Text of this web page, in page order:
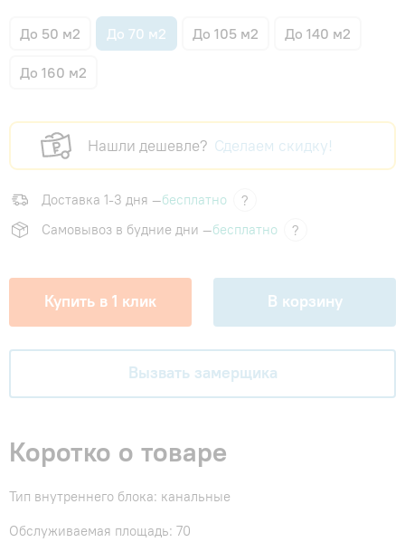
До 50 м2 До 70 м2 До 105 м2 До 140 м2
До 160 м2
Нашли дешевле? Сделаем скидку!
Доставка 1-3 дня —бесплатно
?
Самовывоз в будние дни —бесплатно ?
Купить в 1 клик В корзину
Вызвать замерщика
Коротко о товаре
Тип внутреннего блока: канальные
Обслуживаемая площадь: 70